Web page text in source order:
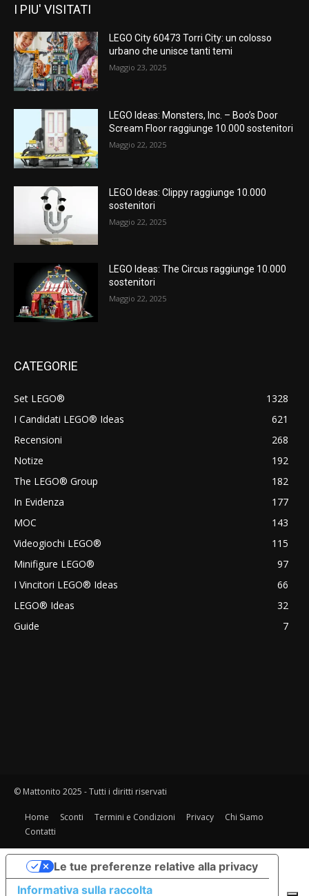
I PIU' VISITATI
LEGO City 60473 Torri City: un colosso
urbano che unisce tanti temi
Maggio 23, 2025
LEGO Ideas: Monsters, Inc. – Boo’s Door
Scream Floor raggiunge 10.000 sostenitori
Maggio 22, 2025
LEGO Ideas: Clippy raggiunge 10.000
sostenitori
Maggio 22, 2025
LEGO Ideas: The Circus raggiunge 10.000
sostenitori
Maggio 22, 2025
CATEGORIE
Set LEGO®
1328
I Candidati LEGO® Ideas
621
Recensioni
268
Notize
192
The LEGO® Group
182
In Evidenza
177
MOC
143
Videogiochi LEGO®
115
Minifigure LEGO®
97
I Vincitori LEGO® Ideas
66
LEGO® Ideas
32
Guide
7
© Mattonito 2025 - Tutti i diritti riservati
Home Sconti Termini e Condizioni Privacy
Chi Siamo
Contatti
Informativa sulla raccolta
Le tue preferenze relative alla privacy